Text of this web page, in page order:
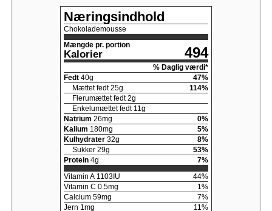
Næringsindhold
Chokolademousse
Mængde pr. portion
Kalorier 494
% Daglig værdi*
Fedt 40g 47%
Mættet fedt 25g 114%
Flerumættet fedt 2g
Enkelumættet fedt 11 g
Natrium 26mg 0%
Kalium 180mg 5%
Kulhydrater 32g 8%
Sukker 29g 53%
Protein 4g 7%
Vitamin A 1103IU 44%
Vitamin C 0.5mg 1 %
Calcium 59mg 7%
Jern 1 mg 11 %